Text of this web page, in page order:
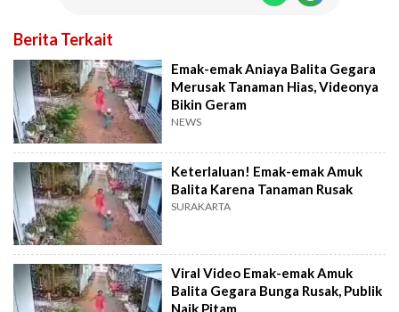
Berita Terkait
Emak-emak Aniaya Balita Gegara
Merusak Tanaman Hias, Videonya
Bikin Geram
NEWS
Keterlaluan! Emak-emak Amuk
Balita Karena Tanaman Rusak
SURAKARTA
Viral Video Emak-emak Amuk
Balita Gegara Bunga Rusak, Publik
Naik Pitam